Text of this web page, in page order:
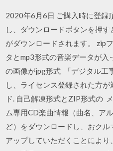
2020年6月6日 ご購入時に登録
し、ダウンロードボタンを押
がダウンロードされます。 zip
タとmp3形式の音楽データが
の画像がjpg形式 「デジタル工
し、ライセンス登録された方
ド. 自己解凍形式とZIP形式の
ム専用CD楽曲情報（曲名、ア
ど）をダウンロードし、おク
アップしていただくことによ